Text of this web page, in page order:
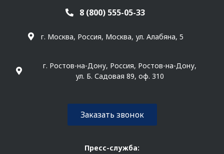
8 (800) 555-05-33
г. Москва, Россия, Москва, ул. Алабяна, 5
г. Ростов-на-Дону, Россия, Ростов-на-Дону,
ул. Б. Садовая 89, оф. 310
Заказать звонок
Пресс-служба: